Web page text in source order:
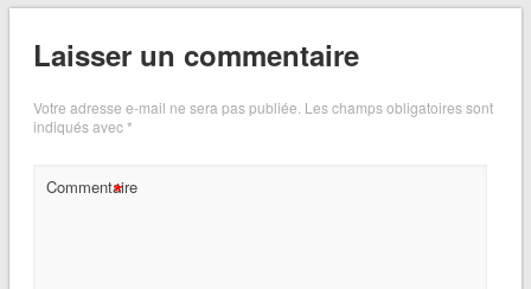
Laisser un commentaire
Votre adresse e-mail ne sera pas publiée. Les champs obligatoires sont
indiqués avec*
Commentaire
*